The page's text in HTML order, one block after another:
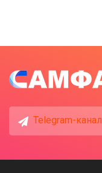
Telegram-канал